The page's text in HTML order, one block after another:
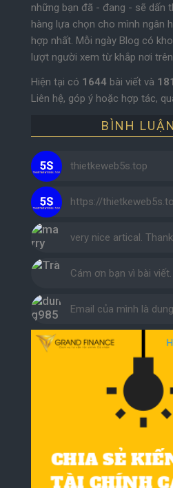
những bạn đã - đang - sẽ dấn
hàng lựa chọn cho mình ngân
hợp nhất. Mỗi ngày Blog có
lượt người xem từ khắp nơi
Hiện tại có 1644bài viết và 181
Liên hệ, góp ý hoặc hợp tác,
BÌNH
thietkeweb5s.top
https://
very nice artical.
Cám ơn bạn vì bài viết.
Email của mình là